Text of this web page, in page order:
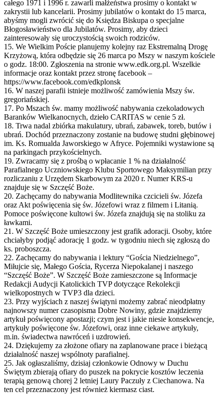
całego 1971 i 1996 r. zawarli małżeństwa prosimy o kontakt w
zakrystii lub kancelarii. Prosimy jubilatów o kontakt do 15 marca,
abyśmy mogli zwrócić się do Księdza Biskupa o specjalne
Błogosławieństwo dla Jubilatów. Prosimy, aby dzieci
zainteresowały się uroczystością swoich rodziców.
15. We Wielkim Poście planujemy kolejny raz Ekstremalną Drogę
Krzyżową, która odbędzie się 26 marca po Mszy w naszym kościele
o godz. 18:00. Zgłoszenia na stronie www.edk.org.pl. Wszelkie
informacje oraz kontakt przez stronę facebook –
https://www.facebook.com/edkplonsk
16. W naszej parafii istnieje możliwość zamówienia Mszy św.
gregoriańskiej.
17. Po Mszach św. mamy możliwość nabywania czekoladowych
Baranków Wielkanocnych, dzieło CARITAS w cenie 5 zł.
18. Trwa nadal zbiórka makulatury, ubrań, zabawek, toreb, butów i
ubrań. Dochód przeznaczony zostanie na budowę studni głębinowej
im. Ks. Romualda Jaworskiego w Afryce. Pojemniki wystawione są
na parkingach przykościelnych.
19. Zwracamy się z prośbą o wpłacanie 1 % na działalność
Parafialnego Uczniowskiego Klubu Sportowego Maksymilian przy
rozliczaniu z Urzędem Skarbowym za 2020 r. Numer KRS-u
znajduje się w Szczęść Boże.
20. Zachęcamy do nabywania Modlitewnika czcicieli św. Józefa
oraz Akt poświęcenia się św. Józefowi wraz z filmem i Litanią.
Pomoce poświęcone kultowi św. Józefa znajdują się na stoliku za
ławkami.
21. W Szczęść Boże umieszczony jest grafik adoracji. Osoby, które
chciałyby podjąć adorację 1 godz. w tygodniu niech się zgłoszą do
ks. proboszcza.
22. Zachęcamy do nabywania i lektury “Gościa Niedzielnego”,
Miłujcie się, Małego Gościa, Rycerza Niepokalanej i naszego
“Szczęść Boże”. W Szczęść Boże zamieszczone są Informacje
Redakcji Audycji Katolickich TVP dotyczące Rekolekcji
wielkopostnych w TVP3 dla dzieci.
23. Przy wyjściach z naszej świątyni możemy zabrać nieodpłatny
najnowszy numer czasopisma Dobre Nowiny, gdzie znajdziemy
artykuł poświęcony apostazji; czym jest i jakie niesie konsekwencje,
artykuły poświęcone św. Józefowi, oraz inne ciekawe artykuły,
m.in. świadectwa nawróceń i uzdrowień.
24. Dziękujemy za złożone ofiary na zaplanowane prace i bieżącą
działalność naszej wspólnoty parafialnej.
25. Jak ogłaszaliśmy, dzisiaj członkowie Odnowy w Duchu
Świętym zbierają ofiary do puszek na pokrycie kosztów leczenia
terapią genową chorej 2 letniej Laury Paczuły z Ciechanowa. Na
ten cel przeznaczony jest również kiermasz ciast.